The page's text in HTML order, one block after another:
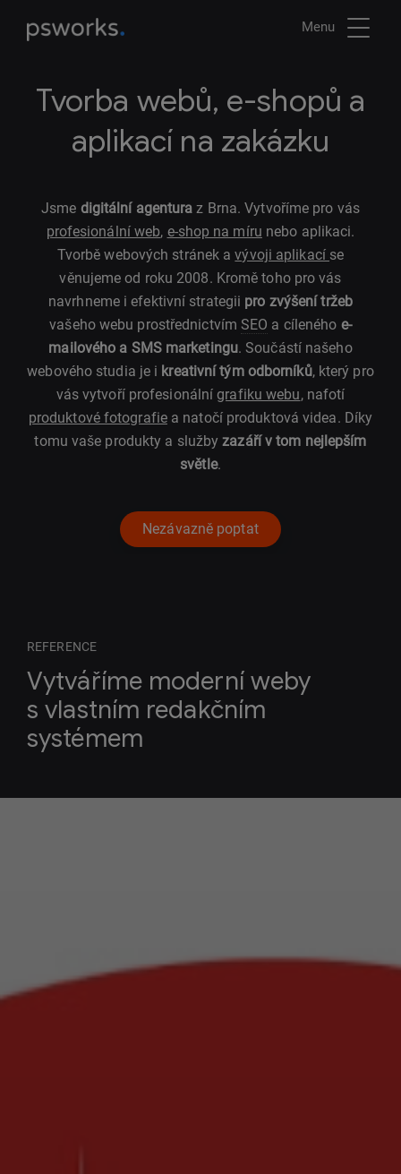
Menu
Tvorba webů, e-shopů a
aplikací na zakázku
Jsme digitální agentura z Brna. Vytvoříme pro vás
profesionální web, e-shop na míru nebo aplikaci.
Tvorbě webových stránek avývoji aplikací se
věnujeme od roku 2008. Kromě toho pro vás
navrhneme i efektivní strategii pro zvýšení tržeb
vašeho webu prostřednictvím SEO a cíleného e-
mailového a SMS marketingu. Součástí našeho
webového studia je i kreativní tým odborníků, který pro
vás vytvoří profesionálnígrafiku webu, nafotí
produktové fotografiea natočí produktová videa. Díky
tomu vaše produkty a službyzazáří v tom nejlepším
světle.
Nezávazně poptat
REFERENCE
Vytváříme moderní weby
s vlastním redakčním
systémem